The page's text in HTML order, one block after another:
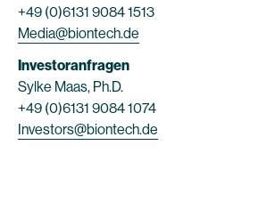
+49 (0)6131 9084 1513
Media@biontech.de
Investoranfragen
Sylke Maas, Ph.D.
+49 (0)6131 9084 1074
Investors@biontech.de